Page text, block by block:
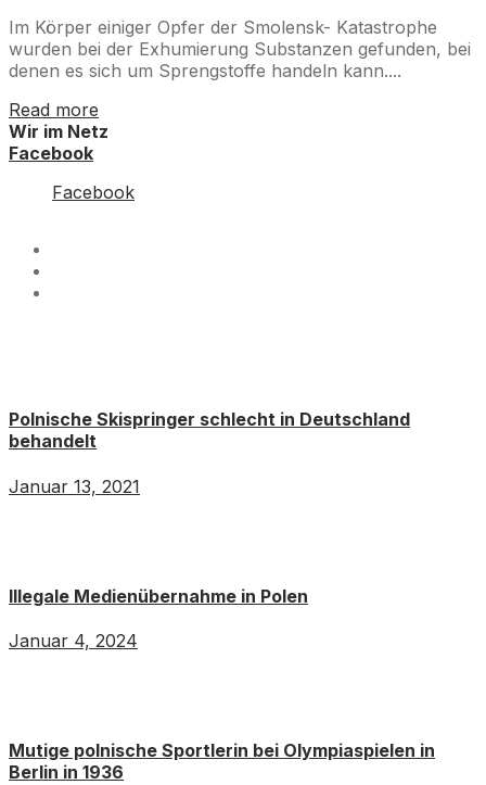
Im Körper einiger Opfer der Smolensk- Katastrophe
wurden bei der Exhumierung Substanzen gefunden, bei
denen es sich um Sprengstoffe handeln kann....
Read more
Wir im Netz
Facebook
Facebook
Polnische Skispringer schlecht in Deutschland
behandelt
Januar 13, 2021
Illegale Medienübernahme in Polen
Januar 4, 2024
Mutige polnische Sportlerin bei Olympiaspielen in
Berlin in 1936